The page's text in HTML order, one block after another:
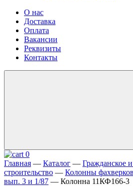
О нас
Доставка
Оплата
Вакансии
Реквизиты
Контакты
0
Главная — Каталог — Гражданское
строительство — Колонны
вып. 3 и 1/87 — Колонна 11КФ166-3